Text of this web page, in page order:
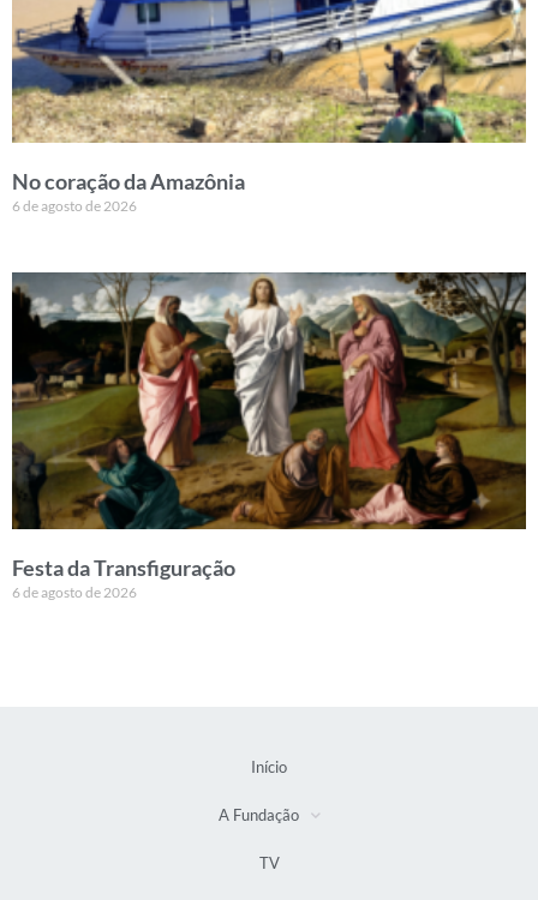
No coração da Amazônia
6 de agosto de 2026
Festa da Transfiguração
6 de agosto de 2026
Início
A Fundação
TV